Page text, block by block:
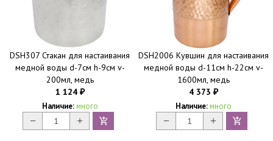
DSH307 Стакан для настаивания
медной воды d-7см h-9см v-
200мл, медь
1 124 ₽
Наличие: много
DSH2006 Кувшин для настаивания
медной воды d-11см h-22см v-
1600мл, медь
4 373 ₽
Наличие: много